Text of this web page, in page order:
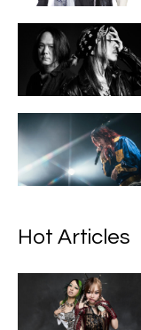
Hot Articles